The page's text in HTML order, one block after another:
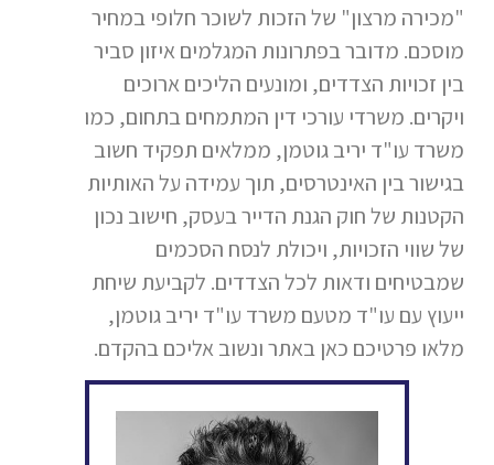
"מכירה מרצון" של הזכות לשוכר חלופי במחיר
מוסכם. מדובר בפתרונות המגלמים איזון סביר
בין זכויות הצדדים, ומונעים הליכים ארוכים
ויקרים. משרדי עורכי דין המתמחים בתחום, כמו
משרד עו"ד יריב גוטמן, ממלאים תפקיד חשוב
בגישור בין האינטרסים, תוך עמידה על האותיות
הקטנות של חוק הגנת הדייר בעסק, חישוב נכון
של שווי הזכויות, ויכולת לנסח הסכמים
שמבטיחים ודאות לכל הצדדים. לקביעת שיחת
ייעוץ עם עו"ד מטעם משרד עו"ד יריב גוטמן,
מלאו פרטיכם כאן באתר ונשוב אליכם בהקדם.